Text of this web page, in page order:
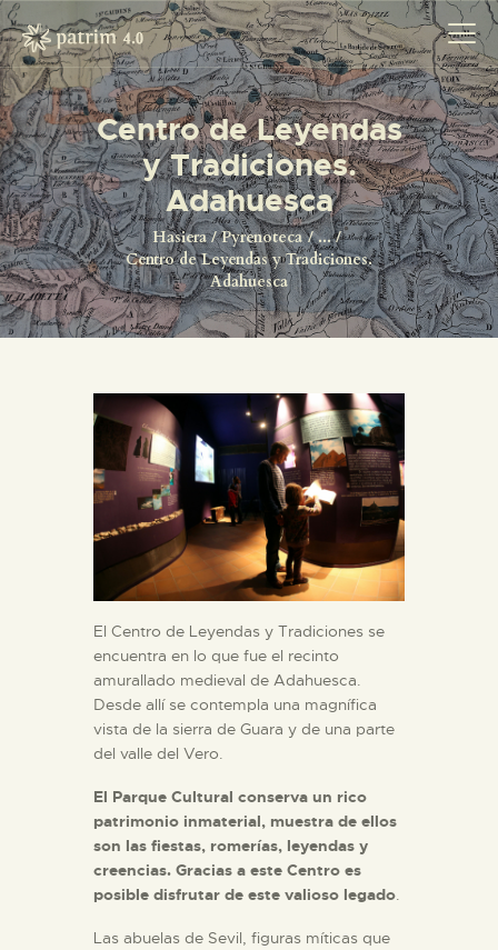
Centro de Leyendas
y Tradiciones.
Adahuesca
Hasiera Pyrenoteca
...
Centro de Leyendas y Tradiciones.
Adahuesca
HASIERA
PYRENOTECA 4.0
PROIEKTUAK
SAREA
KONTAKTUA
El Centro de Leyendas y Tradiciones se
encuentra en lo que fue el recinto
amurallado medieval de Adahuesca.
Desde allí se contempla una magnífica
vista de la sierra de Guara y de una parte
del valle del Vero.
El Parque Cultural conserva un rico
patrimonio inmaterial, muestra de ellos
son las fiestas, romerías, leyendas y
creencias. Gracias a este Centro es
posible disfrutar de este valioso legado.
Las abuelas de Sevil, figuras míticas que